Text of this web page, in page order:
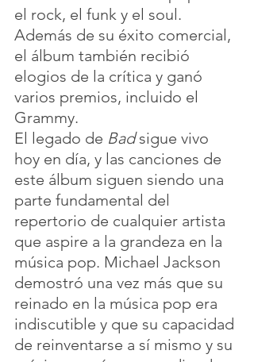
el rock, el funk y el soul.
Además de su éxito comercial,
el álbum también recibió
elogios de la crítica y ganó
varios premios, incluido el
Grammy.
El legado de Bad sigue vivo
hoy en día, y las canciones de
este álbum siguen siendo una
parte fundamental del
repertorio de cualquier artista
que aspire a la grandeza en la
música pop. Michael Jackson
demostró una vez más que su
reinado en la música pop era
indiscutible y que su capacidad
de reinventarse a sí mismo y su